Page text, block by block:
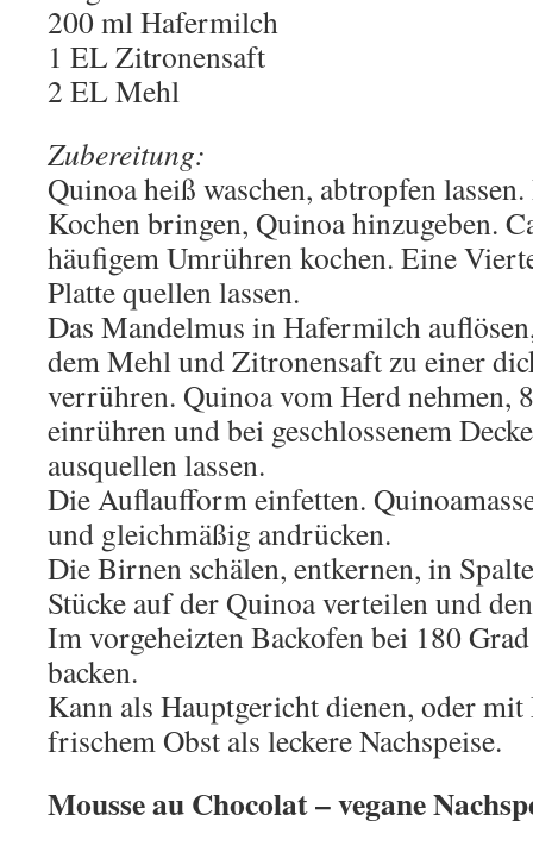
200 ml Hafermilch
1 EL Zitronensaft
2 EL Mehl
Zubereitung:
Quinoa heiß waschen, abtropfen
Kochen bringen, Quinoa hinzugeben.
häufigem Umrühren kochen. Eine
Platte quellen lassen.
Das Mandelmus in Hafermilch
dem Mehl und Zitronensaft zu einer
verrühren. Quinoa vom Herd nehmen,
einrühren und bei geschlossenem
ausquellen lassen.
Die Auflaufform einfetten.
und gleichmäßig andrücken.
Die Birnen schälen, entkernen, in
Stücke auf der Quinoa verteilen und
Im vorgeheizten Backofen bei 180
backen.
Kann als Hauptgericht dienen, oder
frischem Obst als leckere Nachspeise.
Mousse au Chocolat – vegane